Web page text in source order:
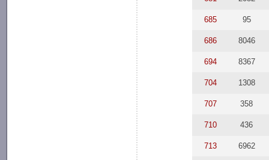
685 95
686 8046
694 8367
704 1308
707 358
710 436
713 6962